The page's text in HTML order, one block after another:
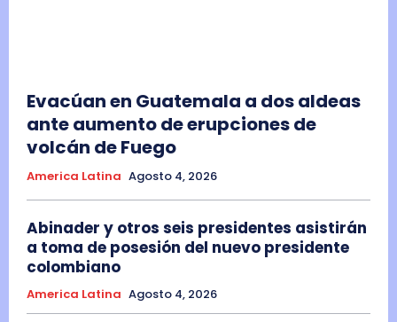
Evacúan en Guatemala a dos aldeas
ante aumento de erupciones de
volcán de Fuego
America Latina Agosto 4, 2026
Abinader y otros seis presidentes asistirán
a toma de posesión del nuevo presidente
colombiano
America Latina Agosto 4, 2026